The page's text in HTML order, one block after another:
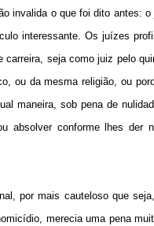
invalida o que foi dito antes:
interessante. Os juízes
seja como juiz pelo
ou da mesma religião, ou
maneira, sob pena de
absolver conforme lhes
por mais cauteloso que
merecia uma pena